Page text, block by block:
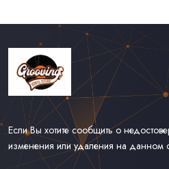
Если Вы хотите сообщить о
изменения или удаления на данном